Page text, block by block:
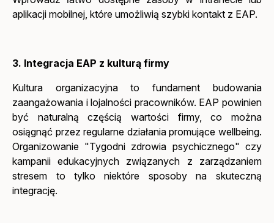
aplikacji mobilnej, które umożliwią szybki kontakt z EAP.
3. Integracja EAP z kulturą firmy
Kultura organizacyjna to fundament budowania
zaangażowania i lojalności pracowników. EAP powinien
być naturalną częścią wartości firmy, co można
osiągnąć przez regularne działania promujące wellbeing.
Organizowanie "Tygodni zdrowia psychicznego" czy
kampanii edukacyjnych związanych z zarządzaniem
stresem to tylko niektóre sposoby na skuteczną
integrację.